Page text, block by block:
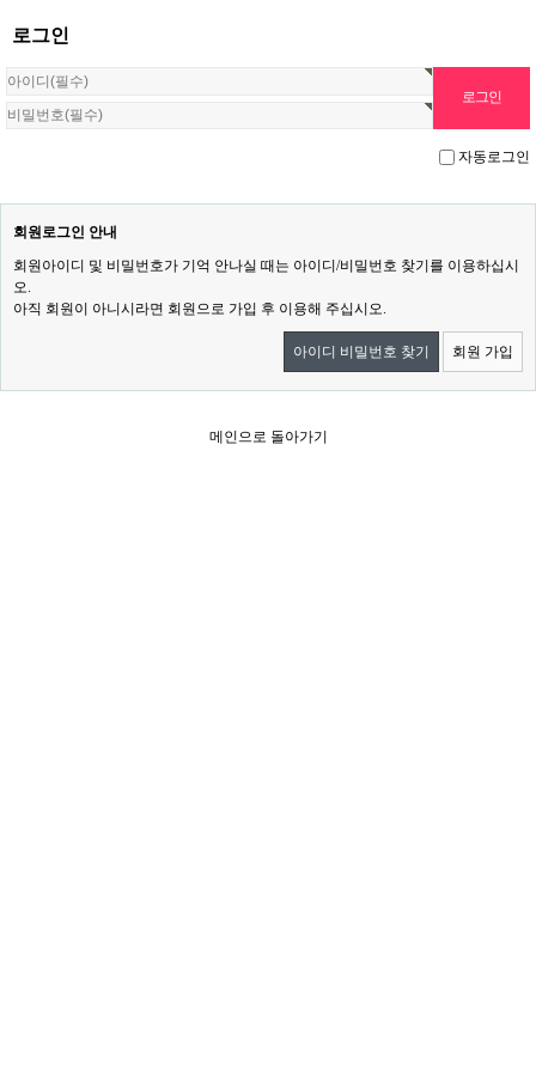
로그인
자동로그인
회원로그인 안내
회원아이디 및 비밀번호가 기억 안나실 때는 아이디/비밀번호 찾기를 이용하십시
오.
아직 회원이 아니시라면 회원으로 가입 후 이용해 주십시오.
아이디 비밀번호 찾기 회원 가입
메인으로 돌아가기